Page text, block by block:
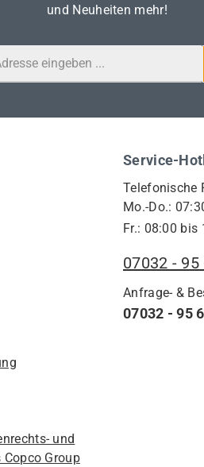
und Neuheiten mehr!
Service-
Telefonische
Mo.-Do.:
Fr.: 08:00 bis
07032 - 95
Anfrage- &
07032 - 95
und
Group